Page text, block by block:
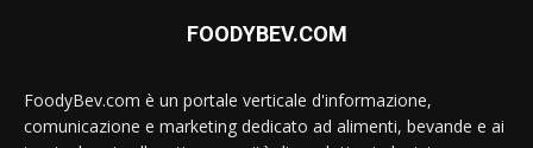
FOODYBEV.COM
FoodyBev.com è un portale verticale d'informazione,
comunicazione e marketing dedicato ad alimenti, bevande e ai